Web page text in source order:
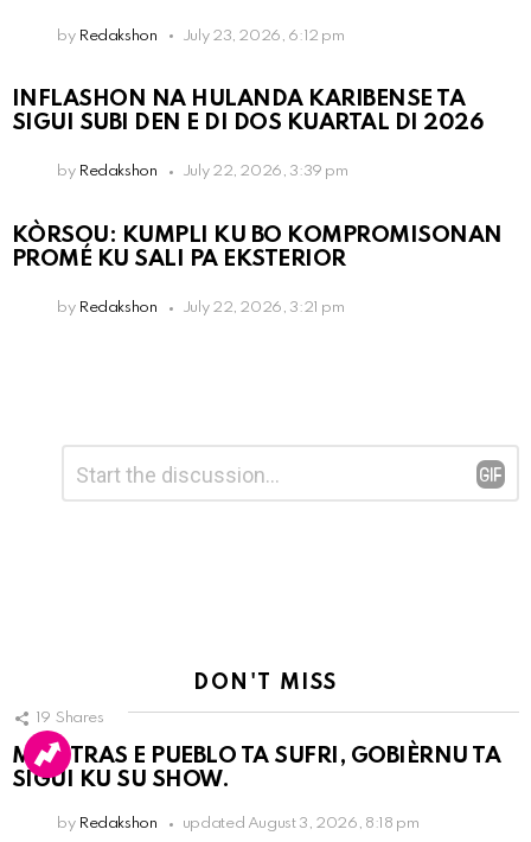
by Redakshon July 23, 2026, 6:12 pm
INFLASHON NA HULANDA KARIBENSE TA
SIGUI SUBI DEN E DI DOS KUARTAL DI 2026
by Redakshon July 22, 2026, 3:39 pm
KÒRSOU: KUMPLI KU BO KOMPROMISONAN
PROMÉ KU SALI PA EKSTERIOR
by Redakshon July 22, 2026, 3:21 pm
Reply
DON'T MISS
19 Shares
MIENTRAS E PUEBLO TA SUFRI, GOBIÈRNU TA
SIGUI KU SU SHOW.
by Redakshon updated August 3, 2026, 8:18 pm